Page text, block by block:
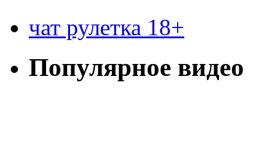
чат рулетка 18+
Популярное видео